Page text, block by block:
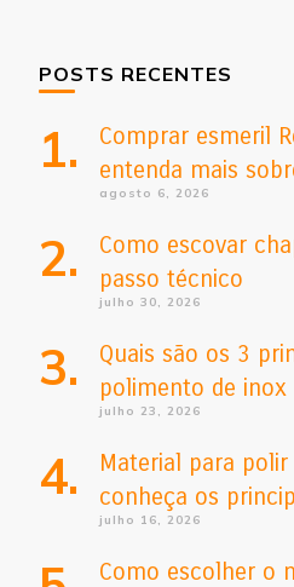
POSTS RECENTES
Comprar esmeril
entenda mais
agosto 6, 2026
Como escovar
passo técnico
julho 30, 2026
Quais são os 3
polimento de inox
julho 23, 2026
Material para polir
conheça os
julho 16, 2026
Como escolher o